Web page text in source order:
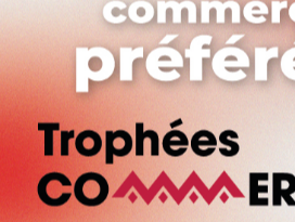
et Beaune) et laZone 8(le
autour de Saulieu).
Risque sévère (en
autres zones du
Montagne Nord, Plateau